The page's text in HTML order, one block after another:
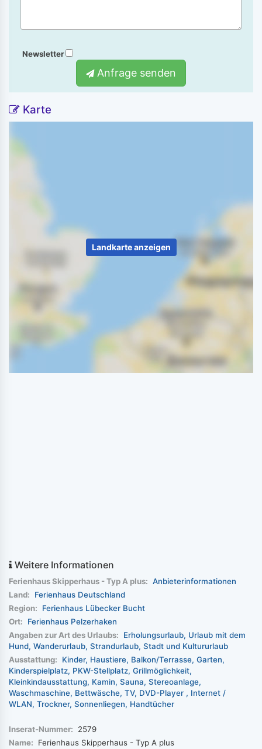
Newsletter
Anfrage senden
Karte
Landkarte anzeigen
Weitere Informationen
Ferienhaus Skipperhaus - Typ A plus: Anbieterinformationen
Land:
Ferienhaus Deutschland
Region:
Ferienhaus Lübecker Bucht
Ort:
Ferienhaus Pelzerhaken
Angaben zur Art des Urlaubs:
Erholungsurlaub Urlaub mit dem
Hund Wanderurlaub Strandurlaub Stadt und Kultururlaub
Ausstattung:
Kinder Haustiere Balkon/Terrasse Garten
Kinderspielplatz PKW-Stellplatz Grillmöglichkeit
Kleinkindausstattung Kamin Sauna Stereoanlage
Waschmaschine Bettwäsche TV DVD-Player
Internet /
WLAN Trockner Sonnenliegen Handtücher
Inserat-Nummer:
2579
Name:
Ferienhaus Skipperhaus - Typ A plus